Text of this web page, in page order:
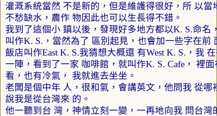
灌溉系統當然 不是新的，但是維護得很好，所 以當
不愁缺水，農作 物因此也可以生長得不錯。
我到了這個小 鎮以後，發現好多地方都以K. S.命名
叫作K. S. ，當然為了 區別起見，也會加一些字在前
飯店叫作East K. S.我猜想大概還 有West K. S. ，我
一陣，看到了一家 咖啡館，就叫作K. S. Cafe ， 裡
看，也有冷氣， 我就進去坐坐。
老闆是個中年 人，很和氣，會講英文，他問我 從哪
說我是從台灣來 的。
他一聽到台 灣，神情立刻一變，一再地向我 問台灣